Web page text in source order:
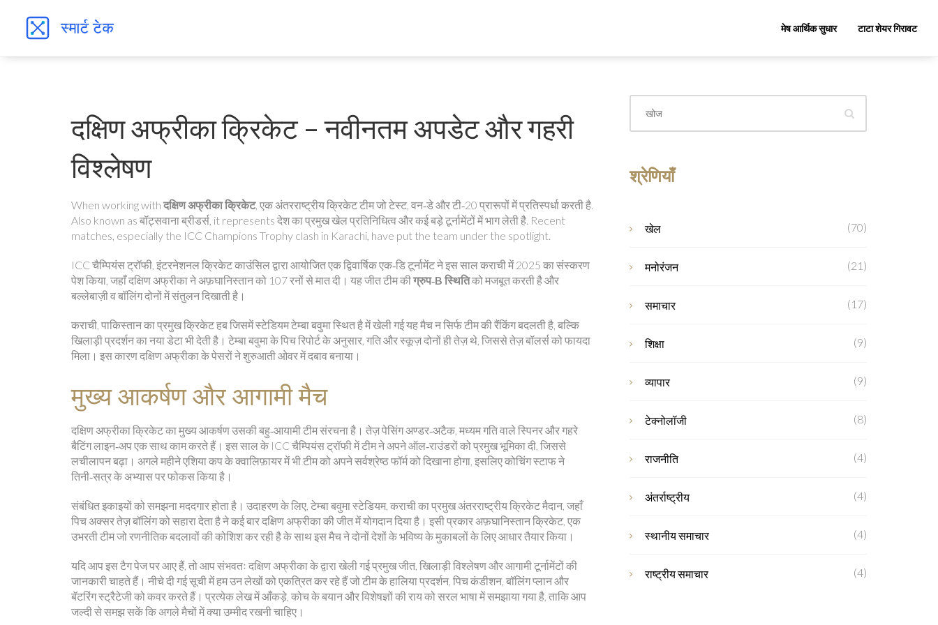
मेष आर्थिक सुधार टाटा शेयर गिरावट
दक्षिण अफ्रीका क्रिकेट – नवीनतम अपडेट और गहरी
विश्लेषण
When working with दक्षिण अफ्रीका क्रिकेट, एक अंतरराष्ट्रीय क्रिकेट टीम जो टेस्ट, वन‑डे और टी‑20 प्रारूपों में प्रतिस्पर्धा करती है.
Also known as बॉट्सवाना ब्रीडर्स, it represents देश का प्रमुख खेल प्रतिनिधित्व और कई बड़े टूर्नामेंटों में भाग लेती है. Recent
matches, especially the ICC Champions Trophy clash in Karachi, have put the team under the spotlight.
ICC चैम्पियंस ट्रॉफी, इंटरनेशनल क्रिकेट काउंसिल द्वारा आयोजित एक द्विवार्षिक एक‑डि टूर्नामेंटने इस साल कराची में 2025 का संस्करण
पेश किया, जहाँ दक्षिण अफ्रीका ने अफ़घानिस्तान को 107 रनों से मात दी। यह जीत टीम कीग्रुप‑B स्थितिको मजबूत करती है और
बल्लेबाज़ी व बॉलिंग दोनों में संतुलन दिखाती है।
कराची, पाकिस्तान का प्रमुख क्रिकेट हब जिसमें स्टेडियम टेम्बा बवुमा स्थित हैमें खेली गई यह मैच न सिर्फ टीम की रैंकिंग बदलती है, बल्कि
खिलाड़ी प्रदर्शन का नया डेटा भी देती है। टेम्बा बवुमा के पिच रिपोर्ट के अनुसार, गति और स्कूज़ दोनों ही तेज़ थे, जिससे तेज़ बॉलर्स को फायदा
मिला। इस कारण दक्षिण अफ्रीका के पेसरों ने शुरुआती ओवर में दबाव बनाया।
मुख्य आकर्षण और आगामी मैच
दक्षिण अफ्रीका क्रिकेट का मुख्य आकर्षण उसकी बहु‑आयामी टीम संरचना है। तेज़ पेसिंग अण्डर‑अटैक, मध्यम गति वाले स्पिनर और गहरे
बैटिंग लाइन‑अप एक साथ काम करते हैं। इस साल के ICC चैम्पियंस ट्रॉफी में टीम ने अपने ऑल‑राउंडरों को प्रमुख भूमिका दी, जिससे
लचीलापन बढ़ा। अगले महीने एशिया कप के क्वालिफ़ायर में भी टीम को अपने सर्वश्रेष्ठ फॉर्म को दिखाना होगा, इसलिए कोचिंग स्टाफ ने
तिनी‑सत्र के अभ्यास पर फोकस किया है।
संबंधित इकाइयों को समझना मददगार होता है। उदाहरण के लिए, टेम्बा बवुमा स्टेडियम, कराची का प्रमुख अंतरराष्ट्रीय क्रिकेट मैदान, जहाँ
पिच अक्सर तेज़ बॉलिंग को सहारा देता हैने कई बार दक्षिण अफ्रीका की जीत में योगदान दिया है। इसी प्रकारअफ़घानिस्तान क्रिकेट, एक
उभरती टीम जो रणनीतिक बदलावों की कोशिश कर रही हैके साथ इस मैच ने दोनों देशों के भविष्य के मुकाबलों के लिए आधार तैयार किया।
यदि आप इस टैग पेज पर आए हैं, तो आप संभवतः दक्षिण अफ्रीका के द्वारा खेली गई प्रमुख जीत, खिलाड़ी विश्लेषण और आगामी टूर्नामेंटों की
जानकारी चाहते हैं। नीचे दी गई सूची में हम उन लेखों को एकत्रित कर रहे हैं जो टीम के हालिया प्रदर्शन, पिच कंडीशन, बॉलिंग प्लान और
बॅटरिंग स्ट्रैटेजी को कवर करते हैं। प्रत्येक लेख में आँकड़े, कोच के बयान और विशेषज्ञों की राय को सरल भाषा में समझाया गया है, ताकि आप
जल्दी से समझ सकें कि अगले मैचों में क्या उम्मीद रखनी चाहिए।
श्रेणियाँ
खेल (70)
मनोरंजन (21)
समाचार (17)
शिक्षा (9)
व्यापार (9)
टेक्नोलॉजी (8)
राजनीति (4)
अंतर्राष्ट्रीय (4)
स्थानीय समाचार (4)
राष्ट्रीय समाचार (4)